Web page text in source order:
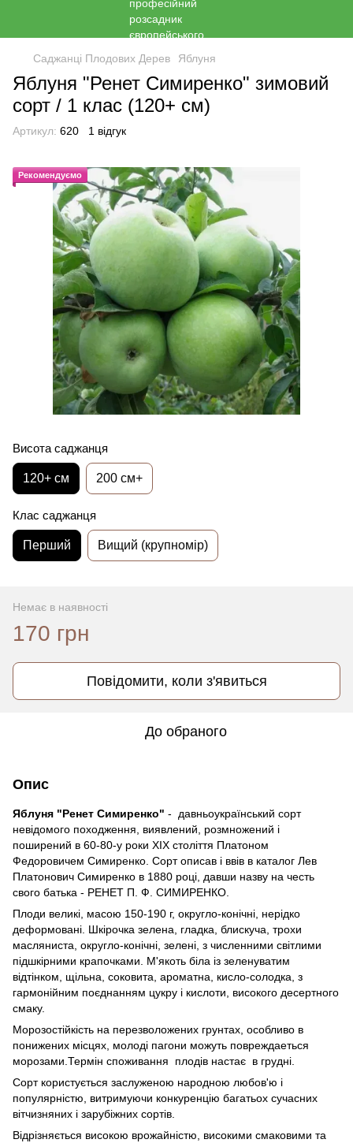
Саджанці Плодових Дерев Яблуня
Яблуня "Ренет Симиренко" зимовий
сорт / 1 клас (120+ см)
Артикул: 620 1 відгук
Рекомендуємо
Висота саджанця
120+ см 200 см+
Клас саджанця
Перший Вищий (крупномір)
Немає в наявності
170 грн
Повідомити, коли з'явиться
До обраного
Опис
Яблуня "Ренет Симиренко" - давньоукраїнський сорт
невідомого походження, виявлений, розмножений і
поширений в 60-80-у роки ХIХ століття Платоном
Федоровичем Симиренко. Сорт описав і ввів в каталог Лев
Платонович Симиренко в 1880 році, давши назву на честь
свого батька - РЕНЕТ П. Ф. СИМИРЕНКО.
Плоди великі, масою 150-190 г, округло-конічні, нерідко
деформовані. Шкірочка зелена, гладка, блискуча, трохи
масляниста, округло-конічні, зелені, з численними світлими
підшкірними крапочками. М'якоть біла із зеленуватим
відтінком, щільна, соковита, ароматна, кисло-солодка, з
гармонійним поєднанням цукру і кислоти, високого десертного
смаку.
Морозостійкість на перезволожених грунтах, особливо в
понижених місцях, молоді пагони можуть повреждаеться
морозами.Термін споживання плодів настає в грудні.
Сорт користується заслуженою народною любов'ю і
популярністю, витримуючи конкуренцію багатьох сучасних
вітчизняних і зарубіжних сортів.
Відрізняється високою врожайністю, високими смаковими та